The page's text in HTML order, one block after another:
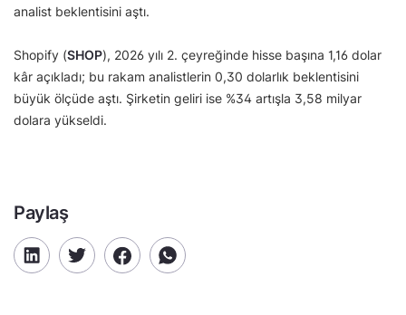
analist beklentisini aştı.
Shopify (SHOP), 2026 yılı 2. çeyreğinde hisse başına 1,16 dolar
kâr açıkladı; bu rakam analistlerin 0,30 dolarlık beklentisini
büyük ölçüde aştı. Şirketin geliri ise %34 artışla 3,58 milyar
dolara yükseldi.
Paylaş